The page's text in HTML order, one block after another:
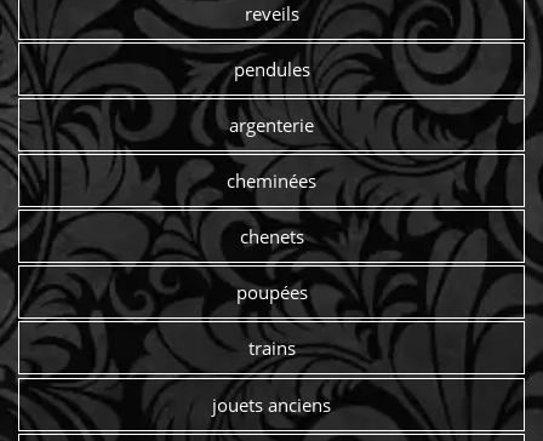
reveils
pendules
argenterie
cheminées
chenets
poupées
trains
jouets anciens